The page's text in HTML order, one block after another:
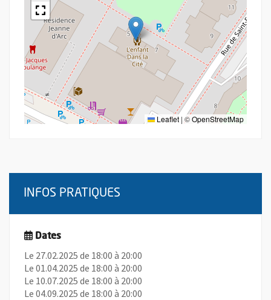
Leaflet | ©OpenStreetMap
INFOS PRATIQUES
Dates
Le 27.02.2025 de 18:00 à 20:00
Le 01.04.2025 de 18:00 à 20:00
Le 10.07.2025 de 18:00 à 20:00
Le 04.09.2025 de 18:00 à 20:00